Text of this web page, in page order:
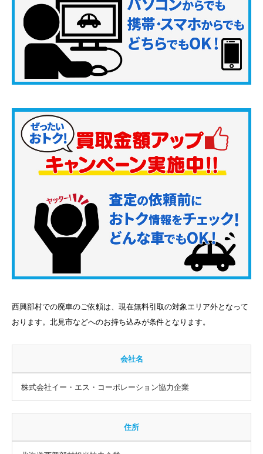
西興部村での廃車のご依頼は、現在無料引取の対象エリア外となって
おります。北見市などへのお持ち込みが条件となります。
会社名
株式会社イー・エス・コーポレーション協力企業
住所